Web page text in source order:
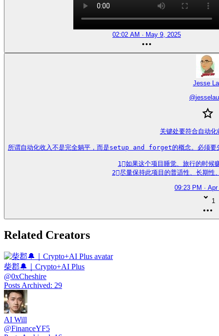
02:02 AM · May 9, 2025
Jesse
@
关键处要符合自动
所谓自动化收入不是完全躺平，而是setup and forget的概念。必须要
1⃣如果这个项目睡觉、旅行的时候
2⃣尽量保持此项目的普适性、长
09:23 PM ·
1
Related Creators
柴郡🔔｜Crypto+AI Plus
@0xCheshire
Posts Archived: 29
AI Will
@FinanceYF5